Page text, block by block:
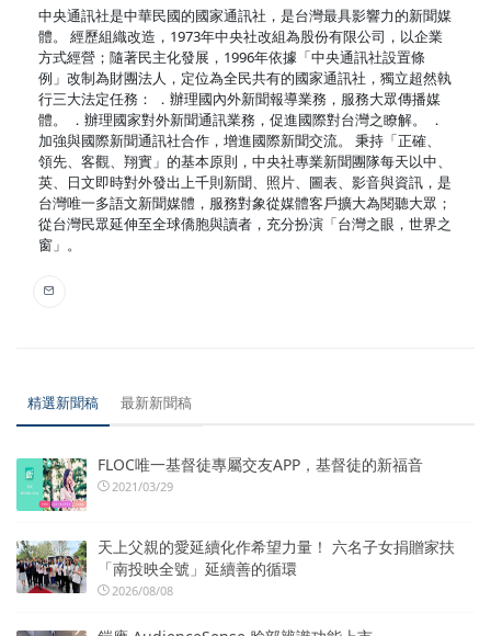
中央通訊社是中華民國的國家通訊社，是台灣最具影響力的新聞媒
體。 經歷組織改造，1973年中央社改組為股份有限公司，以企業
方式經營；隨著民主化發展，1996年依據「中央通訊社設置條
例」改制為財團法人，定位為全民共有的國家通訊社，獨立超然執
行三大法定任務： ．辦理國內外新聞報導業務，服務大眾傳播媒
體。 ．辦理國家對外新聞通訊業務，促進國際對台灣之瞭解。 ．
加強與國際新聞通訊社合作，增進國際新聞交流。 秉持「正確、
領先、客觀、翔實」的基本原則，中央社專業新聞團隊每天以中、
英、日文即時對外發出上千則新聞、照片、圖表、影音與資訊，是
台灣唯一多語文新聞媒體，服務對象從媒體客戶擴大為閱聽大眾；
從台灣民眾延伸至全球僑胞與讀者，充分扮演「台灣之眼，世界之
窗」。
精選新聞稿 最新新聞稿
FLOC唯一基督徒專屬交友APP，基督徒的新福音
2021/03/29
天上父親的愛延續化作希望力量！ 六名子女捐贈家扶
「南投映全號」延續善的循環
2026/08/08